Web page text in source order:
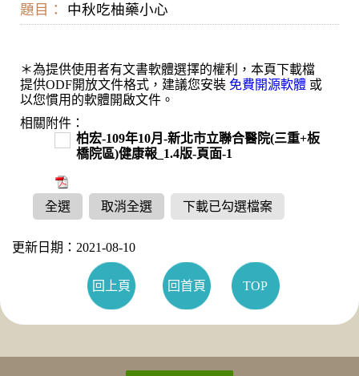
題目：
中秋吃柚藥小心
＊為提供使用者有文書軟體選擇的權利，本頁下載檔
提供ODF開放文件格式，建議您安裝 免費開源軟體 或
以您慣用的軟體開啟文件。
相關附件：
柏宏-109年10月-新北市立聯合醫院(三重+板
橋院區)健康報_1.4版-頁面-1
全選 取消全選 下載已勾選檔案
更新日期：2021-08-10
回上頁 回首頁 TOP